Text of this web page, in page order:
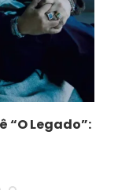
“O Legado”: